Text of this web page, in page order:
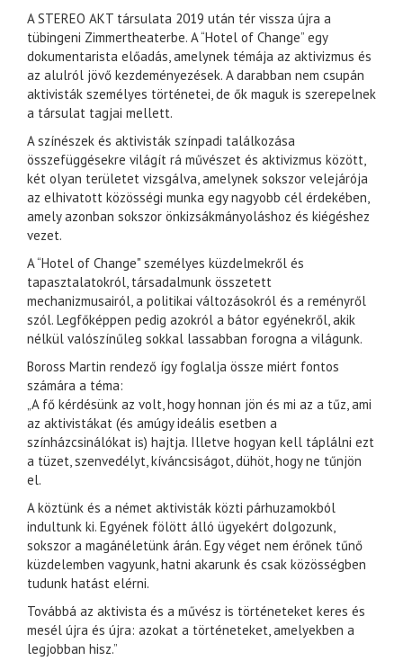
A STEREO AKT társulata 2019 után tér vissza újra a
tübingeni Zimmertheaterbe. A “Hotel of Change” egy
dokumentarista előadás, amelynek témája az aktivizmus és
az alulról jövő kezdeményezések. A darabban nem csupán
aktivisták személyes történetei, de ők maguk is szerepelnek
a társulat tagjai mellett.
A színészek és aktivisták színpadi találkozása
összefüggésekre világít rá művészet és aktivizmus között,
két olyan területet vizsgálva, amelynek sokszor velejárója
az elhivatott közösségi munka egy nagyobb cél érdekében,
amely azonban sokszor önkizsákmányoláshoz és kiégéshez
vezet.
A “Hotel of Change" személyes küzdelmekről és
tapasztalatokról, társadalmunk összetett
mechanizmusairól, a politikai változásokról és a reményről
szól. Legfőképpen pedig azokról a bátor egyénekről, akik
nélkül valószínűleg sokkal lassabban forogna a világunk.
Boross Martin rendező így foglalja össze miért fontos
számára a téma:
„A fő kérdésünk az volt, hogy honnan jön és mi az a tűz, ami
az aktivistákat (és amúgy ideális esetben a
színházcsinálókat is) hajtja. Illetve hogyan kell táplálni ezt
a tüzet, szenvedélyt, kíváncsiságot, dühöt, hogy ne tűnjön
el.
A köztünk és a német aktivisták közti párhuzamokból
indultunk ki. Egyének fölött álló ügyekért dolgozunk,
sokszor a magánéletünk árán. Egy véget nem érőnek tűnő
küzdelemben vagyunk, hatni akarunk és csak közösségben
tudunk hatást elérni.
Továbbá az aktivista és a művész is történeteket keres és
mesél újra és újra: azokat a történeteket, amelyekben a
legjobban hisz.”